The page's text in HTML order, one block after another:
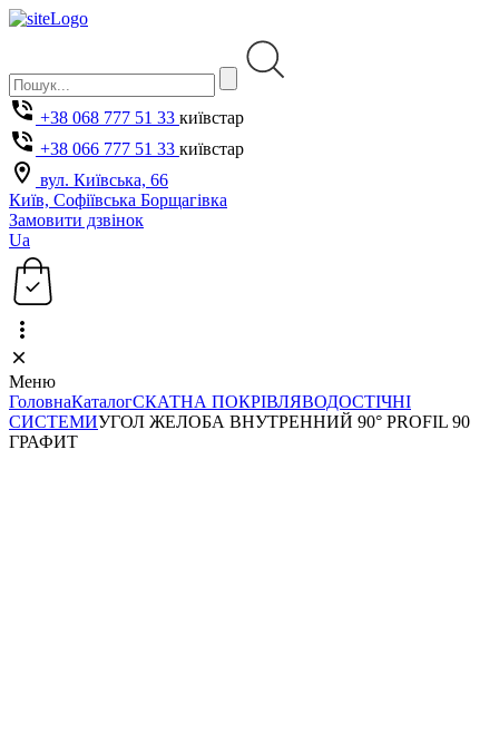
+38 068 777 51 33 київстар
+38 066 777 51 33 київстар
вул. Київська, 66
Київ, Софіївська Борщагівка
Замовити дзвінок
Ua
Меню
ГоловнаКаталогСКАТНА ПОКРІВЛЯВОДОСТІЧНІ
СИСТЕМИУГОЛ ЖЕЛОБА ВНУТРЕННИЙ 90° PROFIL 90
ГРАФИТ